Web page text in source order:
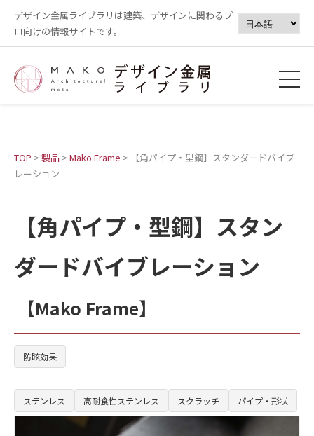
デザイン金属ライブラリは建築、デザインに関わるプ
ロ向けの情報サイトです。
TOP > 製品 > Mako Frame >
【角パイプ・型鋼】スタンダードバイブ
レーション
【角パイプ・型鋼】スタン
ダードバイブレーション
【Mako Frame】
防眩効果
ステンレス 高耐食性ステンレス スクラッチ パイプ・形状